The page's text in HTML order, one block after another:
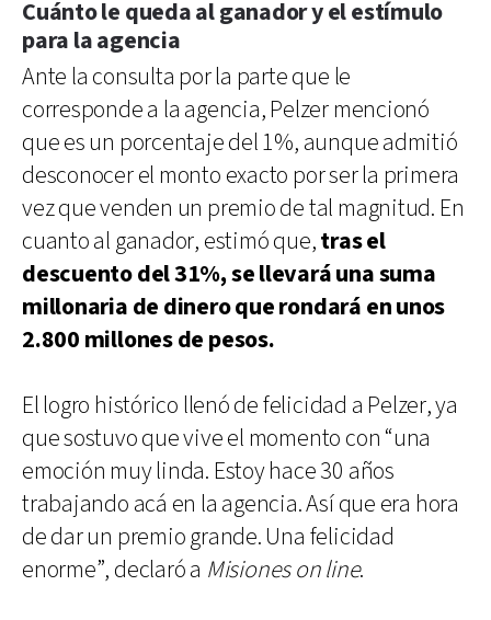
Cuánto le queda al ganador y el estímulo
para la agencia
Ante la consulta por la parte que le
corresponde a la agencia, Pelzer mencionó
que es un porcentaje del 1%, aunque admitió
desconocer el monto exacto por ser la primera
vez que venden un premio de tal magnitud. En
cuanto al ganador, estimó que,tras el
descuento del 31%, se llevará una suma
millonaria de dinero que rondará en unos
2.800 millones de pesos.
El logro histórico llenó de felicidad a Pelzer, ya
que sostuvo que vive el momento con “una
emoción muy linda. Estoy hace 30 años
trabajando acá en la agencia. Así que era hora
de dar un premio grande. Una felicidad
enorme”, declaró a Misiones on line.